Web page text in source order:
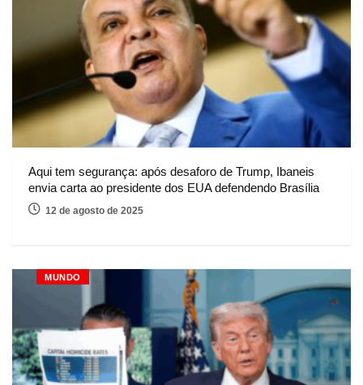
Aqui tem segurança: após desaforo de Trump, Ibaneis
envia carta ao presidente dos EUA defendendo Brasília
12 de agosto de 2025
MUNDO